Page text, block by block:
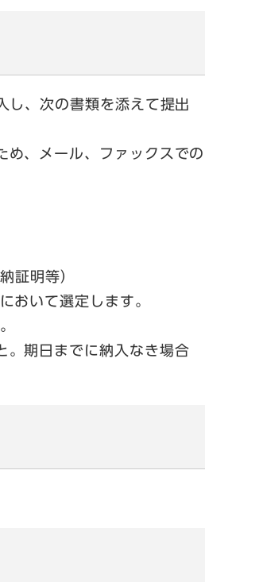
、次の書類を添えて提出
、メール、ファックスでの
証明等）
いて選定します。
期日までに納入なき場合